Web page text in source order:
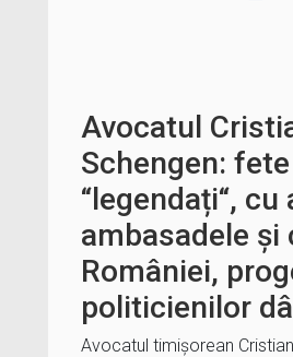
Avocatul
Schengen:
“legendați“,
ambasadele și
României,
politicienilor
Avocatul timișorean